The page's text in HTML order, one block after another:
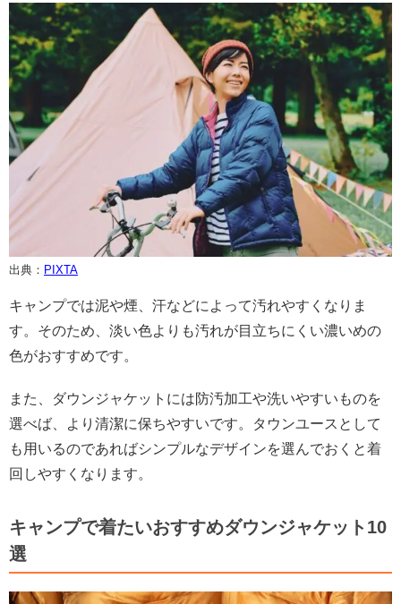
出典： PIXTA
キャンプでは泥や煙、汗などによって汚れやすくなりま
す。そのため、淡い色よりも汚れが目立ちにくい濃いめの
色がおすすめです。
また、ダウンジャケットには防汚加工や洗いやすいものを
選べば、より清潔に保ちやすいです。タウンユースとして
も用いるのであればシンプルなデザインを選んでおくと着
回しやすくなります。
キャンプで着たいおすすめダウンジャケット10
選